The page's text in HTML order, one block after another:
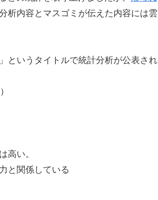
析内容とマスゴミが伝えた内容には雲
というタイトルで統計分析が公表され
高い。
と関係している